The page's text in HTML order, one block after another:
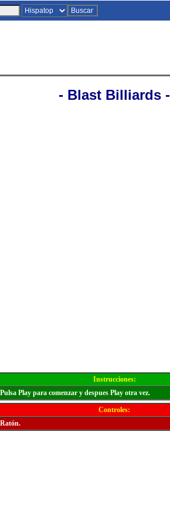
- Blast Billiards -
Instrucciones:
Pulsa Play para comenzar y despues Play otra vez.
Controles:
Ratón.